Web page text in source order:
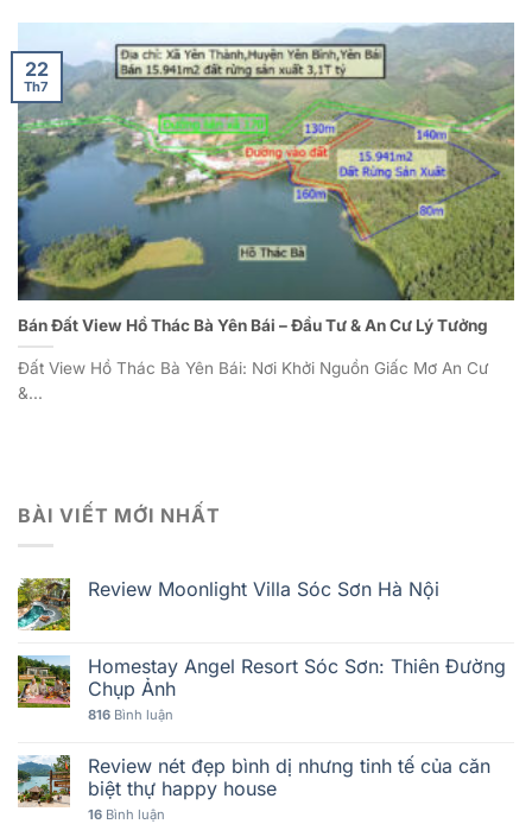
Bán Đất View Hồ Thác Bà Yên Bái – Đầu Tư & An Cư Lý Tưởng
Đất View Hồ Thác Bà Yên Bái: Nơi Khởi Nguồn Giấc Mơ An Cư
&...
22
Th7
BÀI VIẾT MỚI NHẤT
Review Moonlight Villa Sóc Sơn Hà Nội
Homestay Angel Resort Sóc Sơn: Thiên Đường
Chụp Ảnh
816 Bình luận
Review nét đẹp bình dị nhưng tinh tế của căn
biệt thự happy house
16 Bình luận